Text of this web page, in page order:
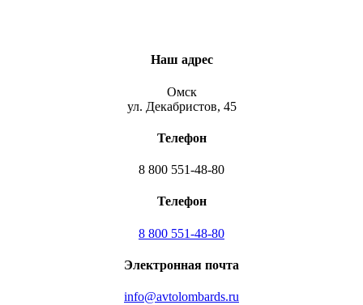
Наш адрес
Омск
ул. Декабристов, 45
Телефон
8 800 551-48-80
Телефон
8 800 551-48-80
Электронная почта
info@avtolombards.ru